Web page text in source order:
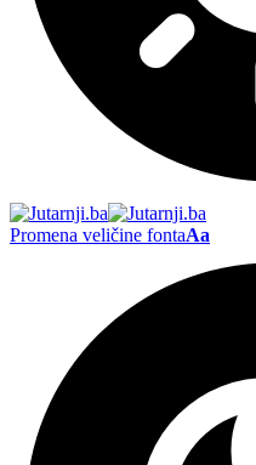
Promena veličine fontaAa